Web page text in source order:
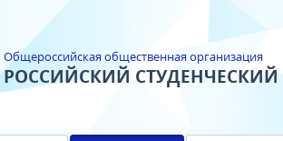
Общероссийская общественная организация
РОССИЙСКИЙ